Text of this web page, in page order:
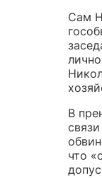
Сам
лично
В
что